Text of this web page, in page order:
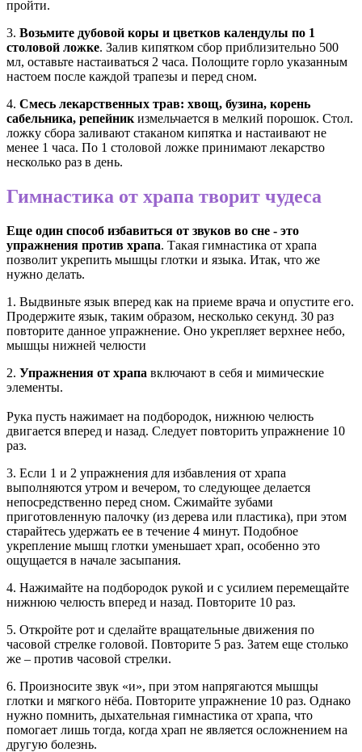
пройти.
3. Возьмите дубовой коры и цветков календулы по 1
столовой ложке. Залив кипятком сбор приблизительно 500
мл, оставьте настаиваться 2 часа. Полощите горло указанным
настоем после каждой трапезы и перед сном.
4. Смесь лекарственных трав: хвощ, бузина, корень
сабельника, репейник измельчается в мелкий порошок. Стол.
ложку сбора заливают стаканом кипятка и настаивают не
менее 1 часа. По 1 столовой ложке принимают лекарство
несколько раз в день.
Гимнастика от храпа творит чудеса
Еще один способ избавиться от звуков во сне - это
упражнения против храпа. Такая гимнастика от храпа
позволит укрепить мышцы глотки и языка. Итак, что же
нужно делать.
1. Выдвиньте язык вперед как на приеме врача и опустите его.
Продержите язык, таким образом, несколько секунд. 30 раз
повторите данное упражнение. Оно укрепляет верхнее небо,
мышцы нижней челюсти
2. Упражнения от храпа включают в себя и мимические
элементы.
Рука пусть нажимает на подбородок, нижнюю челюсть
двигается вперед и назад. Следует повторить упражнение 10
раз.
3. Если 1 и 2 упражнения для избавления от храпа
выполняются утром и вечером, то следующее делается
непосредственно перед сном. Сжимайте зубами
приготовленную палочку (из дерева или пластика), при этом
старайтесь удержать ее в течение 4 минут. Подобное
укрепление мышц глотки уменьшает храп, особенно это
ощущается в начале засыпания.
4. Нажимайте на подбородок рукой и с усилием перемещайте
нижнюю челюсть вперед и назад. Повторите 10 раз.
5. Откройте рот и сделайте вращательные движения по
часовой стрелке головой. Повторите 5 раз. Затем еще столько
же – против часовой стрелки.
6. Произносите звук «и», при этом напрягаются мышцы
глотки и мягкого нёба. Повторите упражнение 10 раз. Однако
нужно помнить, дыхательная гимнастика от храпа, что
помогает лишь тогда, когда храп не является осложнением на
другую болезнь.